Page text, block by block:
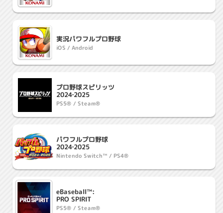
実況パワフルプロ野球
iOS / Android
プロ野球スピリッツ
2024‐2025
PS5® / Steam®
パワフルプロ野球
2024‐2025
Nintendo Switch™ / PS4®
eBaseball™:
PRO SPIRIT
PS5® / Steam®